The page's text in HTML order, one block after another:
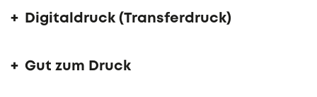
Digitaldruck (Transferdruck)
Gut zum Druck